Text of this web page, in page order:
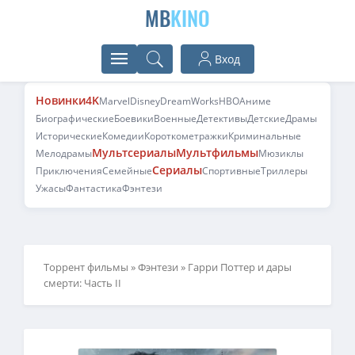
MBKINO
Вход
Новинки4KMarvelDisneyDreamWorksHBOАниме
БиографическиеБоевикиВоенныеДетективыДетскиеДрамы
ИсторическиеКомедииКороткометражкиКриминальные
МелодрамыМультсериалыМультфильмыМюзиклы
ПриключенияСемейныеСериалыСпортивныеТриллеры
УжасыФантастикаФэнтези
Торрент фильмы »Фэнтези » Гарри Поттер и дары
смерти: Часть II